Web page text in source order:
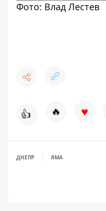
Фото: Влад Лестев
👍 🔥 ♥
ДНЕПР ЯМА